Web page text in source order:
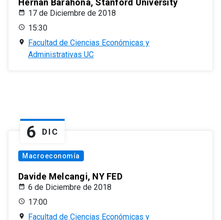
Hernán Barahona, Stanford University
17 de Diciembre de 2018
15:30
Facultad de Ciencias Económicas y
Administrativas UC
6 DIC
Macroeconomía
Davide Melcangi, NY FED
6 de Diciembre de 2018
17:00
Facultad de Ciencias Económicas y